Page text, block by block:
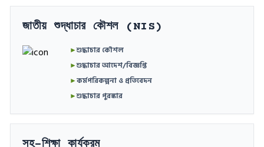
জাতীয় শুদ্ধাচার কৌশল (NIS)
►শুদ্ধাচার কৌশল
►শুদ্ধাচার আদেশ/বিজ্ঞপ্তি
►কর্মপরিকল্পনা ও প্রতিবেদন
►শুদ্ধাচার পুরস্কার
সহ-শিক্ষা কার্যক্রম